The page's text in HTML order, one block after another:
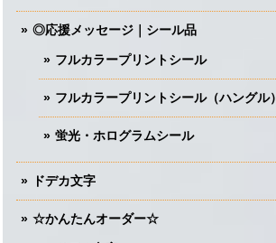
◎応援メッセージ｜シール品
フルカラープリントシール
フルカラープリントシール（ハングル）
蛍光・ホログラムシール
ドデカ文字
☆かんたんオーダー☆